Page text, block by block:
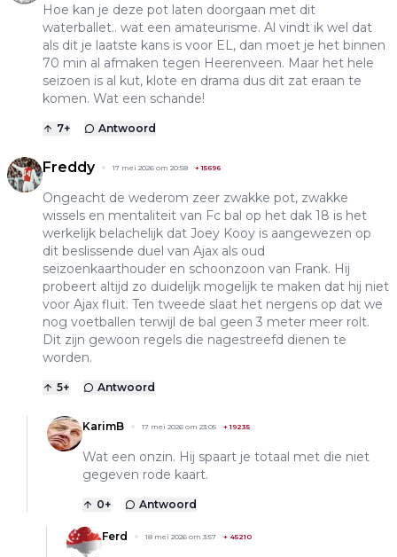
Hoe kan je deze pot laten doorgaan met dit
waterballet.. wat een amateurisme. Al vindt ik wel dat
als dit je laatste kans is voor EL, dan moet je het binnen
70 min al afmaken tegen Heerenveen. Maar het hele
seizoen is al kut, klote en drama dus dit zat eraan te
komen. Wat een schande!
7+ Antwoord
Freddy 17 mei 2026 om 20:58 +15696
Ongeacht de wederom zeer zwakke pot, zwakke
wissels en mentaliteit van Fc bal op het dak 18 is het
werkelijk belachelijk dat Joey Kooy is aangewezen op
dit beslissende duel van Ajax als oud
seizoenkaarthouder en schoonzoon van Frank. Hij
probeert altijd zo duidelijk mogelijk te maken dat hij niet
voor Ajax fluit. Ten tweede slaat het nergens op dat we
nog voetballen terwijl de bal geen 3 meter meer rolt.
Dit zijn gewoon regels die nagestreefd dienen te
worden.
5+ Antwoord
KarimB 17 mei 2026 om 23:05 +19235
Wat een onzin. Hij spaart je totaal met die niet
gegeven rode kaart.
0+ Antwoord
Ferd 18 mei 2026 om 3:57 + 45210